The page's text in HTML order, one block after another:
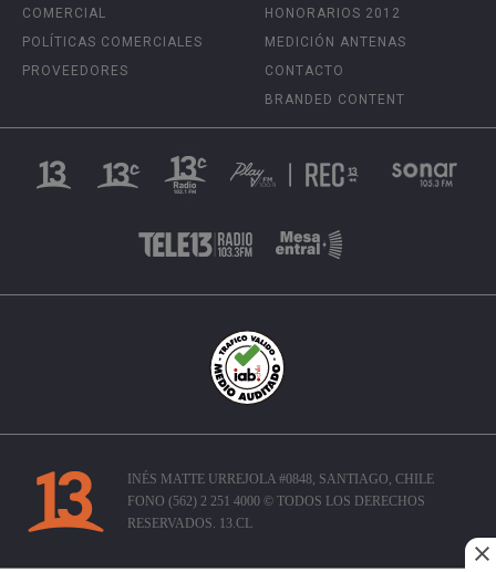
COMERCIAL
POLÍTICAS COMERCIALES
PROVEEDORES
HONORARIOS 2012
MEDICIÓN ANTENAS
CONTACTO
BRANDED CONTENT
INÉS MATTE URREJOLA #0848, SANTIAGO, CHILE
FONO (562) 2 251 4000 © TODOS LOS DERECHOS
RESERVADOS. 13.CL